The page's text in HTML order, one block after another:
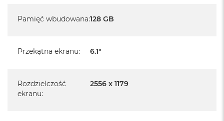
Pamięć wbudowana:128 GB
Przekątna ekranu: 6.1"
Rozdzielczość
ekranu:
2556 x 1179